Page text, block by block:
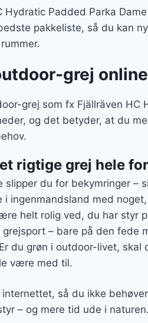
Hydratic Padded Parka
pakkeliste, så du kan
grej
grej som fx Fjällräven HC
og det betyder, at du
rigtige grej hele
slipper du for bekymringer –
i ingenmandsland med
helt rolig ved, du har styr
grejsport – bare på den fede
du grøn i outdoor-livet,
være med til.
så du ikke
– og mere tid ude i naturen.